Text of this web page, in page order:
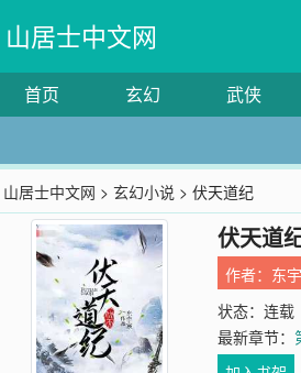
山居士中文网
首页 玄幻 武侠
山居士中文网 >玄幻小说 > 伏天道纪
伏天道
作者： 东
状态：连载
最新章节：